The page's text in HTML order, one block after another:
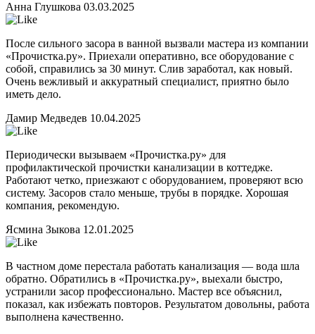
Анна Глушкова 03.03.2025
После сильного засора в ванной вызвали мастера из компании
«Прочистка.ру». Приехали оперативно, все оборудование с
собой, справились за 30 минут. Слив заработал, как новый.
Очень вежливый и аккуратный специалист, приятно было
иметь дело.
Дамир Медведев 10.04.2025
Периодически вызываем «Прочистка.ру» для
профилактической прочистки канализации в коттедже.
Работают четко, приезжают с оборудованием, проверяют всю
систему. Засоров стало меньше, трубы в порядке. Хорошая
компания, рекомендую.
Ясмина Зыкова 12.01.2025
В частном доме перестала работать канализация — вода шла
обратно. Обратились в «Прочистка.ру», выехали быстро,
устранили засор профессионально. Мастер все объяснил,
показал, как избежать повторов. Результатом довольны, работа
выполнена качественно.